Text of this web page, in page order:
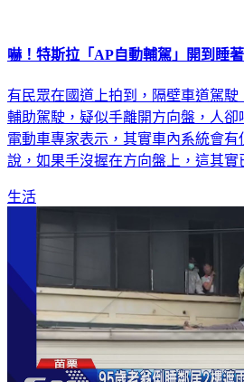
嚇！特斯拉「AP自動輔駕」開到睡
有民眾在國道上拍到，隔壁車道駕
輔助駕駛，疑似手離開方向盤，人卻
電動車專家表示，其實車內系統會
說，如果手沒握在方向盤上，這其實
生活